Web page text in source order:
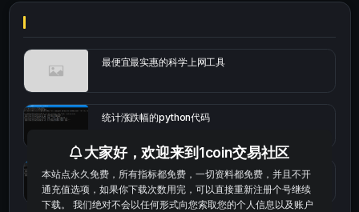
最便宜最实惠的科学上网工具
统计涨跌幅的python代码
okx的短线量化的免费版本
大家好，欢迎来到1coin交易社区
本站点永久免费，所有指标都免费，一切资料都免费，并且不开
通充值选项，如果你下载次数用完，可以直接重新注册个号继续
下载。 我们绝对不会以任何形式向您索取您的个人信息以及账户